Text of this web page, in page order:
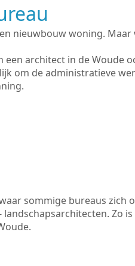
nieuwbouw woning. Maar
architect in de Woude
om de administratieve
sommige bureaus zich
Zo